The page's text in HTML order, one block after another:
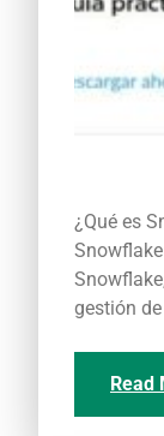
¿Qué es
gestión
Read